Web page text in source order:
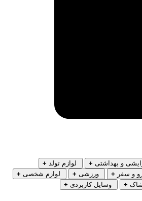
و بهداشتی + لوازم تولد +
و سفر + ورزشی + لوازم شخصی +
+ وسایل کاربردی +